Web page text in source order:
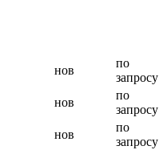
нов
по
запросу
нов
по
запросу
нов
по
запросу